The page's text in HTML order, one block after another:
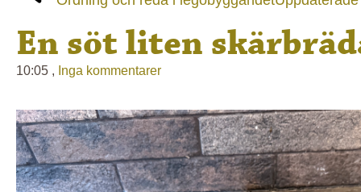
En söt liten
10:05 , Inga kommentarer